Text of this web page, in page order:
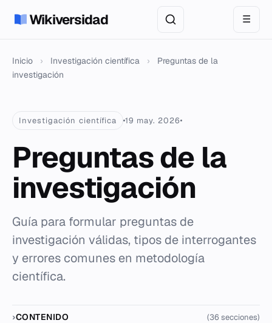
Wikiversidad ☰
Inicio › Investigación científica ›
Preguntas de la
investigación
Investigación científica 19 may. 2026
Preguntas de la
investigación
Guía para formular preguntas de
investigación válidas, tipos de interrogantes
y errores comunes en metodología
científica.
CONTENIDO (36 secciones)